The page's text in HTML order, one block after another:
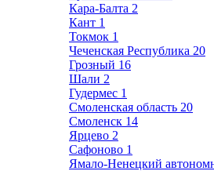
Кара-Балта 2
Кант 1
Токмок 1
Чеченская Республика 20
Грозный 16
Шали 2
Гудермес 1
Смоленская область 20
Смоленск 14
Ярцево 2
Сафоново 1
Ямало-Ненецкий